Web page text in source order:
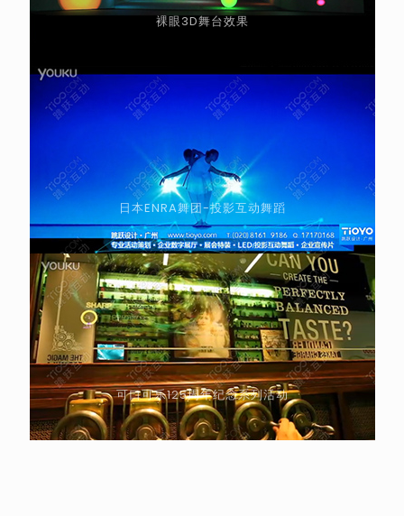
裸眼3D舞台效果
日本ENRA舞团-投影互动舞蹈
可口可乐125周年纪念系列活动